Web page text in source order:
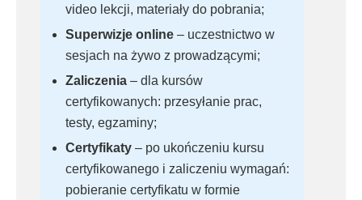
video lekcji, materiały do pobrania;
Superwizje online – uczestnictwo w
sesjach na żywo z prowadzącymi;
Zaliczenia – dla kursów
certyfikowanych: przesyłanie prac,
testy, egzaminy;
Certyfikaty – po ukończeniu kursu
certyfikowanego i zaliczeniu wymagań:
pobieranie certyfikatu w formie